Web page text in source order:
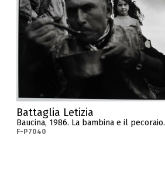
Battaglia Letizia
Baucina, 1986. La bambina e il pecoraio.
F-P7040